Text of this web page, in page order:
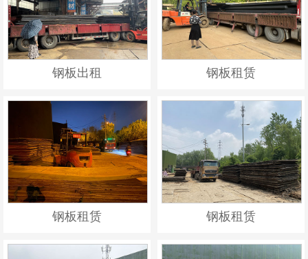
钢板出租 钢板租赁
钢板租赁 钢板租赁